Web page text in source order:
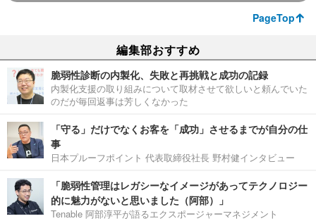
PageTop
編集部おすすめ
脆弱性診断の内製化、失敗と再挑戦と成功の記録
内製化支援の取り組みについて取材させて欲しいと頼んでいた
のだが毎回返事は芳しくなかった
「守る」だけでなくお客を「成功」させるまでが自分の仕
事
日本プルーフポイント 代表取締役社長 野村健インタビュー
「脆弱性管理はレガシーなイメージがあってテクノロジー
的に魅力がないと思いました（阿部）」
Tenable 阿部淳平が語るエクスポージャーマネジメント